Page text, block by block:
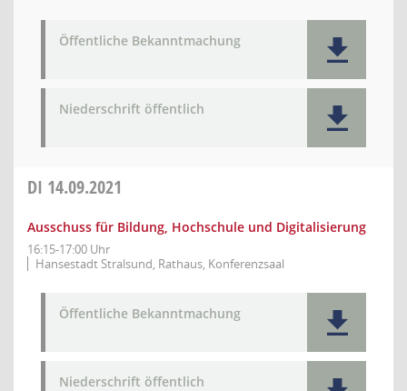
Öffentliche Bekanntmachung
Niederschrift öffentlich
DI 14.09.2021
Ausschuss für Bildung, Hochschule und Digitalisierung
16:15-17:00 Uhr
Hansestadt Stralsund, Rathaus, Konferenzsaal
Öffentliche Bekanntmachung
Niederschrift öffentlich